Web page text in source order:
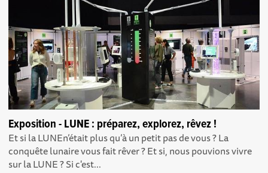
Exposition - LUNE : préparez, explorez, rêvez !
Et si la LUNEn’était plus qu’à un petit pas de vous ? La
conquête lunaire vous fait rêver ? Et si, nous pouvions vivre
sur la LUNE ? Si c'est...